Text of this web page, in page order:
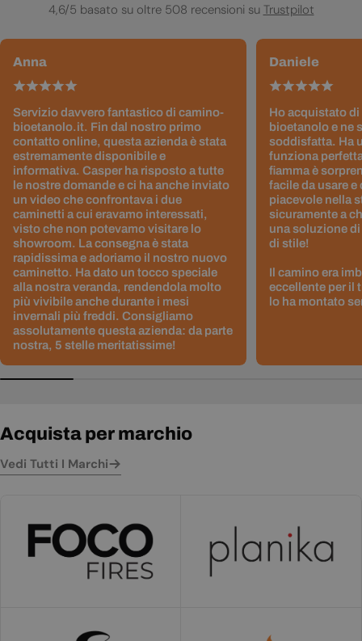
4,6/5 basato su oltre 508 recensioni su Trustpilot
Anna
Servizio davvero fantastico di camino-
bioetanolo.it. Fin dal nostro primo
contatto online, questa azienda è stata
estremamente disponibile e
informativa. Casper ha risposto a tutte
le nostre domande e ci ha anche inviato
un video che confrontava i due
caminetti a cui eravamo interessati,
visto che non potevamo visitare lo
showroom. La consegna è stata
rapidissima e adoriamo il nostro nuovo
caminetto. Ha dato un tocco speciale
alla nostra veranda, rendendola molto
più vivibile anche durante i mesi
invernali più freddi. Consigliamo
assolutamente questa azienda: da parte
nostra, 5 stelle meritatissime!
Daniele
Ho acquistato di
bioetanolo e ne
soddisfatta. Ha
funziona
fiamma è
facile da usare e
piacevole nella
sicuramente a
una soluzione
di stile!
Il camino era
eccellente per il
lo ha montato
Acquista per marchio
Vedi Tutti I Marchi